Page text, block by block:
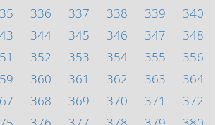
336 337 338 339
340
344 345 346 347
348
352 353 354 355
356
360 361 362 363
364
368 369 370 371
372